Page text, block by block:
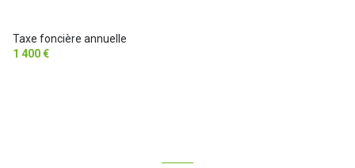
Taxe foncière annuelle
1 400 €